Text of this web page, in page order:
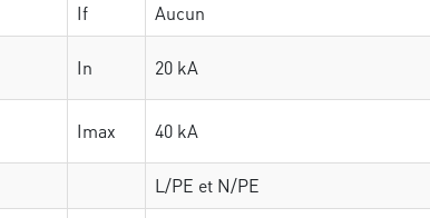
If
Aucun
In 20 kA
Imax 40 kA
L/PE et N/PE